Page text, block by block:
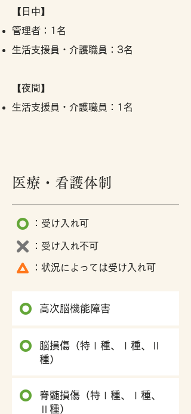
【日中】
管理者：1名
生活支援員・介護職員：3名
【夜間】
生活支援員・介護職員：1名
医療・看護体制
：受け入れ可
：受け入れ不可
：状況によっては受け入れ可
高次脳機能障害
脳損傷（特Ⅰ種、Ⅰ種、Ⅱ
種）
脊髄損傷（特Ⅰ種、Ⅰ種、
Ⅱ種）